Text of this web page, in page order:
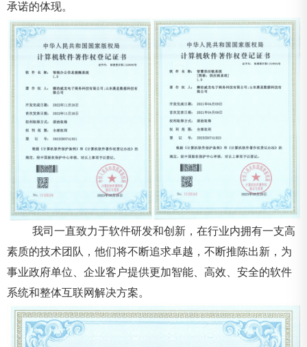
承诺的体现。
我司一直致力于软件研发和创新，在行业内拥有一支高
素质的技术团队，他们将不断追求卓越，不断推陈出新，为
事业政府单位、企业客户提供更加智能、高效、安全的软件
系统和整体互联网解决方案。